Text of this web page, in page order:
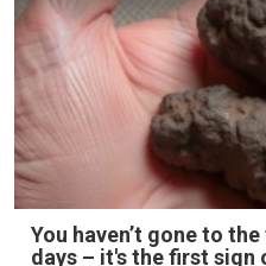
You haven’t gone to
days – it's the first sign